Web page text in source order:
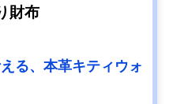
財布
る、本革キティウォ